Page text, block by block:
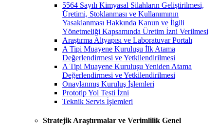
5564 Sayılı Kimyasal Silahların Geliştirilmesi,
Üretimi, Stoklanması ve Kullanımının
Yasaklanması Hakkında Kanun ve İlgili
Yönetmeliği Kapsamında Üretim İzni Verilmesi
Araştırma Altyapısı ve Laboratuvar Portalı
A Tipi Muayene Kuruluşu İlk Atama
Değerlendirmesi ve Yetkilendirilmesi
A Tipi Muayene Kuruluşu Yeniden Atama
Değerlendirmesi ve Yetkilendirilmesi
Onaylanmış Kuruluş İşlemleri
Prototip Yol Testi İzni
Teknik Servis İşlemleri
Stratejik Araştırmalar ve Verimlilik Genel